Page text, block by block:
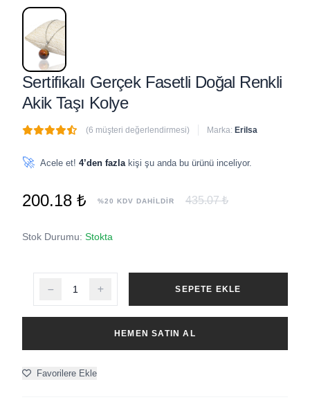
Sertifikalı Gerçek Fasetli Doğal Renkli
Akik Taşı Kolye
(6 müşteri değerlendirmesi) Marka: Erilsa
🚀 Acele et! 4’den fazla kişi şu anda bu ürünü inceliyor.
200.18 ₺ %20 KDV DAHİLDİR 435.07 ₺
Stok Durumu: Stokta
SEPETE EKLE
HEMEN SATIN AL
Favorilere Ekle